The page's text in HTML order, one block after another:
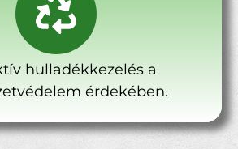
hulladékkezelés a
érdekében.